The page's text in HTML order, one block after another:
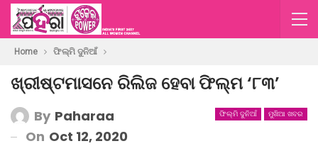
Home ଫିଲ୍ମି ଦୁନିଆଁ
ଖ୍ରୀଷ୍ଟମାସନେ ରିଲିଜ ହେବା ଫିଲ୍ମ ‘୮୩’
ଫିଲ୍ମି ଦୁନିଆଁ ମୁଖିଆ ଖବର
By Paharaa
On Oct 12, 2020